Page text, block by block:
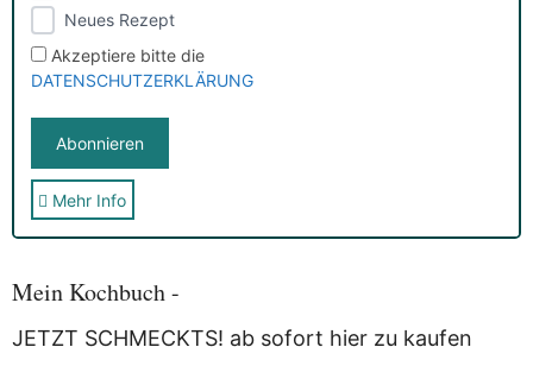
Neues Rezept
Akzeptiere bitte die
DATENSCHUTZERKLÄRUNG
Sie erhalten nach der Anmeldung eine E-Mail, in der Sie um
Speicherung und Verarbeitung Deiner Daten durch
Myfoodstory einverstanden. Deine Daten werden
Dritte weitergegeben und dienen nur für diesen Service!
Mehr Info
Mein Kochbuch -
JETZT SCHMECKTS! ab sofort hier zu kaufen